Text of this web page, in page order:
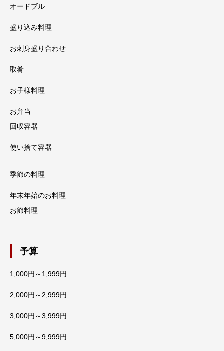
オードブル
盛り込み料理
お刺身盛り合わせ
取肴
お子様料理
お弁当
回収容器
使い捨て容器
季節の料理
年末年始のお料理
お節料理
予算
1,000円～1,999円
2,000円～2,999円
3,000円～3,999円
5,000円～9,999円